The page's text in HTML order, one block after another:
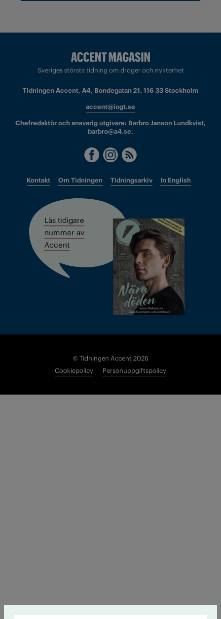
Sveriges största tidning om droger och nykterhet
Tidningen Accent, A4, Bondegatan 21, 116 33 Stockholm
accent@iogt.se
Chefredaktör och ansvarig utgivare: Barbro Janson Lundkvist,
barbro@a4.se.
Kontakt Om Tidningen Tidningsarkiv In English
Läs tidigare
nummer av
Accent
© Tidningen Accent 2026
Cookiepolicy
Personuppgiftspolicy